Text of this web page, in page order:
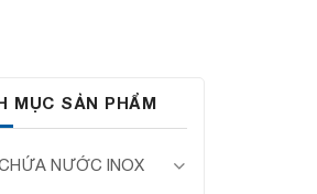
MỤC SẢN PHẨM
NƯỚC INOX